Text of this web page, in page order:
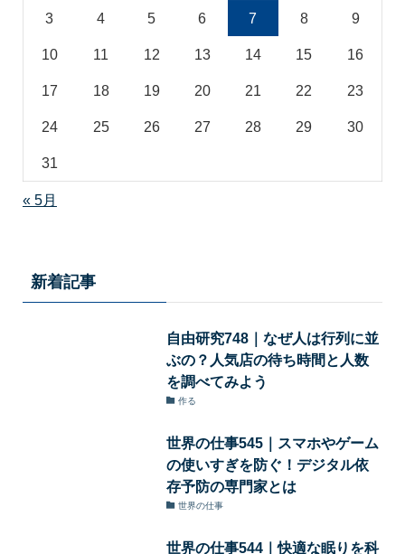
3 4 5 6 7 8 9
10 11 12 13 14 15 16
17 18 19 20 21 22 23
24 25 26 27 28 29 30
31
« 5月
新着記事
自由研究748｜なぜ人は行列に並
ぶの？人気店の待ち時間と人数
を調べてみよう
作る
世界の仕事545｜スマホやゲーム
の使いすぎを防ぐ！デジタル依
存予防の専門家とは
世界の仕事
世界の仕事544｜快適な眠りを科